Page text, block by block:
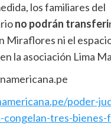
los familiares del
no podrán transferi
Miraflores ni el
la asociación Lima
poder-
congelan-tres-bienes-